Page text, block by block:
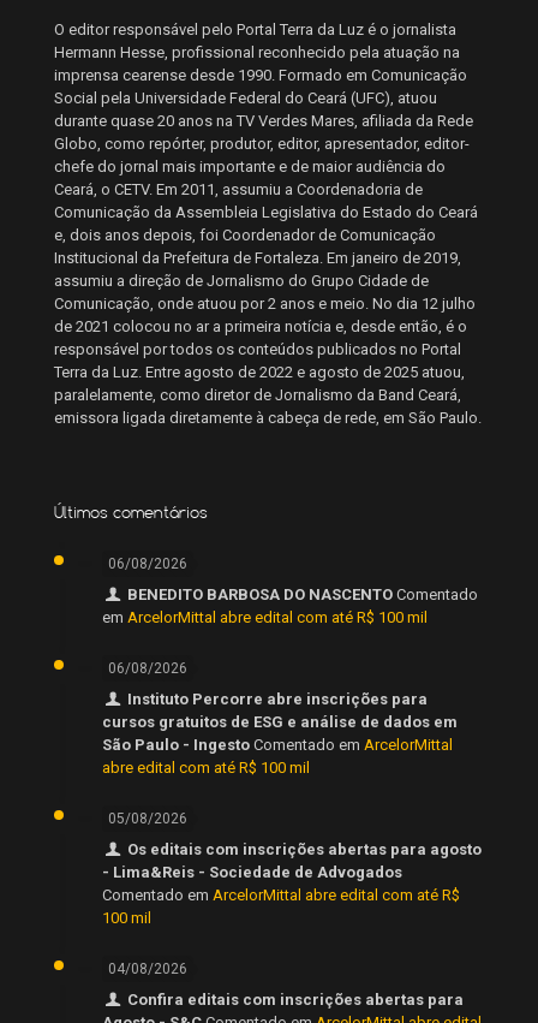
O editor responsável pelo Portal Terra da Luz é o jornalista
Hermann Hesse, profissional reconhecido pela atuação na
imprensa cearense desde 1990. Formado em Comunicação
Social pela Universidade Federal do Ceará (UFC), atuou
durante quase 20 anos na TV Verdes Mares, afiliada da Rede
Globo, como repórter, produtor, editor, apresentador, editor-
chefe do jornal mais importante e de maior audiência do
Ceará, o CETV. Em 2011, assumiu a Coordenadoria de
Comunicação da Assembleia Legislativa do Estado do Ceará
e, dois anos depois, foi Coordenador de Comunicação
Institucional da Prefeitura de Fortaleza. Em janeiro de 2019,
assumiu a direção de Jornalismo do Grupo Cidade de
Comunicação, onde atuou por 2 anos e meio. No dia 12 julho
de 2021 colocou no ar a primeira notícia e, desde então, é o
responsável por todos os conteúdos publicados no Portal
Terra da Luz. Entre agosto de 2022 e agosto de 2025 atuou,
paralelamente, como diretor de Jornalismo da Band Ceará,
emissora ligada diretamente à cabeça de rede, em São Paulo.
Últimos comentários
06/08/2026
BENEDITO BARBOSA DO NASCENTO Comentado
em ArcelorMittal abre edital com até R$ 100 mil
06/08/2026
Instituto Percorre abre inscrições para
cursos gratuitos de ESG e análise de dados em
São Paulo - Ingesto Comentado em ArcelorMittal
abre edital com até R$ 100 mil
05/08/2026
Os editais com inscrições abertas para agosto
- Lima&Reis - Sociedade de Advogados
Comentado em ArcelorMittal abre edital com até R$
100 mil
04/08/2026
Confira editais com inscrições abertas para